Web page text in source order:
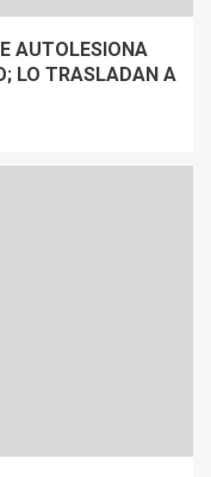
AUTOLESIONA
LO TRASLADAN A